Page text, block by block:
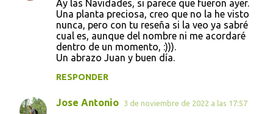
Ay las Navidades, si parece que fueron ayer.
Una planta preciosa, creo que no la he visto
nunca, pero con tu reseña si la veo ya sabré
cual es, aunque del nombre ni me acordaré
dentro de un momento, :))).
Un abrazo Juan y buen día.
RESPONDER
Jose Antonio 3 de noviembre de 2022 a las 17:57